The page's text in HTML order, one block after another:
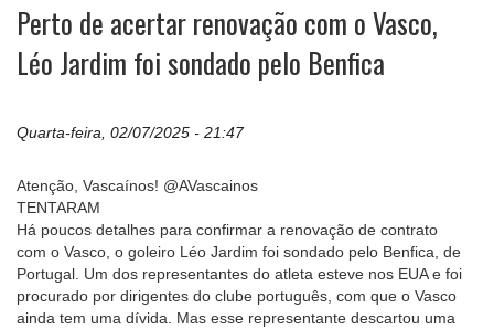
Perto de acertar renovação com o Vasco,
Léo Jardim foi sondado pelo Benfica
Quarta-feira, 02/07/2025 - 21:47
Atenção, Vascaínos! @AVascainos
TENTARAM
Há poucos detalhes para confirmar a renovação de contrato
com o Vasco, o goleiro Léo Jardim foi sondado pelo Benfica, de
Portugal. Um dos representantes do atleta esteve nos EUA e foi
procurado por dirigentes do clube português, com que o Vasco
ainda tem uma dívida. Mas esse representante descartou uma